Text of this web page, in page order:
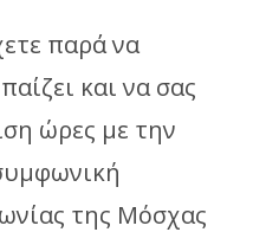
παρά να
και να σας
ώρες με την
της Μόσχας